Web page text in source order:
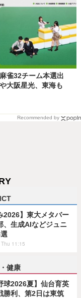
雀32チーム本選出
大阪星光、東海も
Recommended by
2026】東大メタバー
、生成AIなどジュニ
11:15
健康
球2026夏】仙台育英
勝利、第2日は東筑